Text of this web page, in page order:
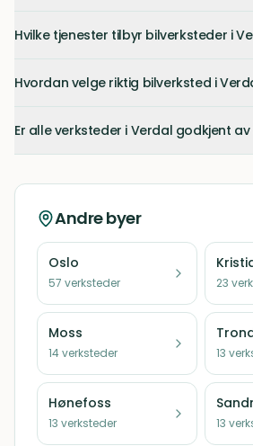
Hvilke tjenester tilbyr bilverksteder i
Hvordan velge riktig bilverksted i
Er alle verksteder i Verdal godkjent
Andre byer
Oslo
57 verksteder 23
Moss
14verksteder 13
Hønefoss
13 verksteder 13